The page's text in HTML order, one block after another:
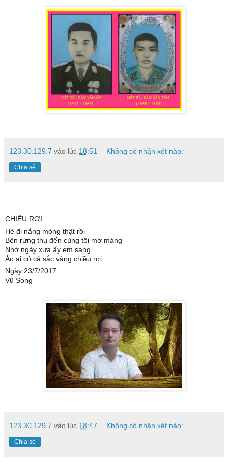
123.30.129.7 vào lúc 18:51 Không có nhận xét nào:
Chia sẻ
CHIỀU RƠI
Hè đi nắng mỏng thật rồi
Bên rừng thu đến cùng tôi mơ màng
Nhớ ngày xưa ấy em sang
Áo ai có cả sắc vàng chiều rơi
Ngày 23/7/2017
Vũ Song
123.30.129.7 vào lúc 18:47 Không có nhận xét nào:
Chia sẻ